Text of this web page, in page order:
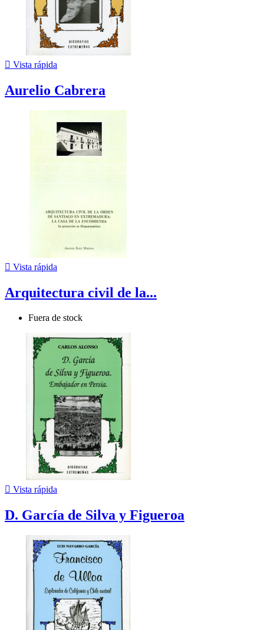
 Vista rápida
Aurelio Cabrera
 Vista rápida
Arquitectura civil de la...
Fuera de stock
 Vista rápida
D. García de Silva y Figueroa